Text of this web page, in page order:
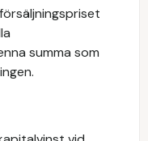
summa som